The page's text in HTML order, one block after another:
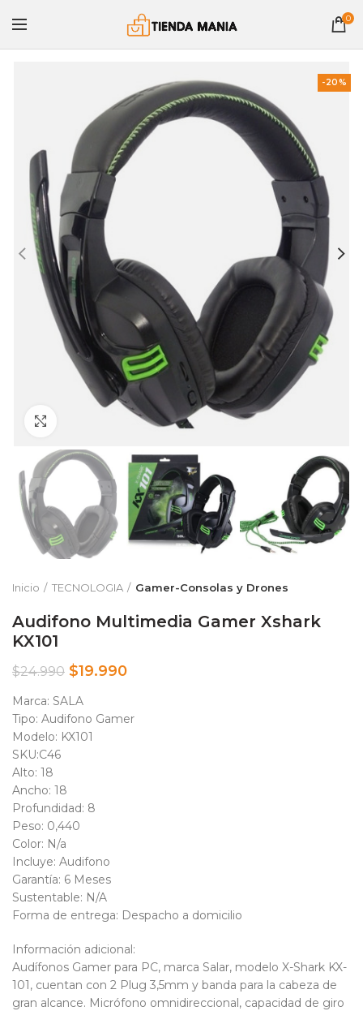
0
-20%
Clic para ampliar
Inicio TECNOLOGIA Gamer-Consolas y Drones
Audifono Multimedia Gamer Xshark
KX101
$24.990 $19.990
Marca: SALA
Tipo: Audifono Gamer
Modelo: KX101
SKU:C46
Alto: 18
Ancho: 18
Profundidad: 8
Peso: 0,440
Color: N/a
Incluye: Audifono
Garantía: 6 Meses
Sustentable: N/A
Forma de entrega: Despacho a domicilio
Información adicional:
Audífonos Gamer para PC, marca Salar, modelo X-Shark KX-
101, cuentan con 2 Plug 3,5mm y banda para la cabeza de
gran alcance. Micrófono omnidireccional, capacidad de giro